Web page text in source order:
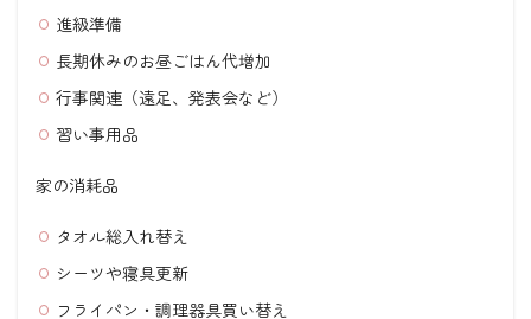
進級準備
長期休みのお昼ごはん代増加
行事関連（遠足、発表会など）
習い事用品
家の消耗品
タオル総入れ替え
シーツや寝具更新
フライパン・調理器具買い替え